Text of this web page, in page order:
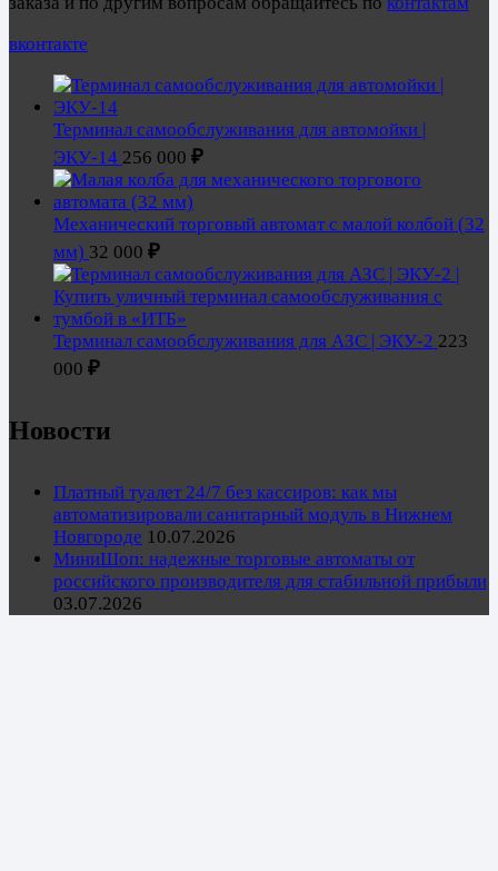
вконтакте
Терминал самообслуживания для автомойки |
ЭКУ-14 256 000 ₽
Механический торговый автомат с малой колбой (32
мм) 32 000 ₽
Терминал самообслуживания для АЗС | ЭКУ-2 223
000 ₽
Новости
Платный туалет 24/7 без кассиров: как мы
автоматизировали санитарный модуль в Нижнем
Новгороде 10.07.2026
МиниШоп: надежные торговые автоматы от
российского производителя для стабильной прибыли
03.07.2026